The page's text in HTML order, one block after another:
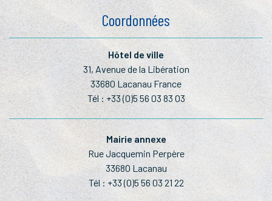
Coordonnées
Hôtel de ville
31, Avenue de la Libération
33680 Lacanau France
Tél : +33 (0)5 56 03 83 03
Mairie annexe
Rue Jacquemin Perpère
33680 Lacanau
Tél : +33 (0)5 56 03 21 22